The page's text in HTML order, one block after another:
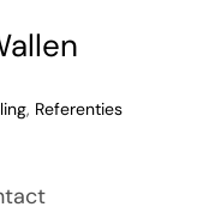
, Referenties